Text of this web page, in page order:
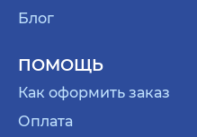
Блог
ПОМОЩЬ
Как оформить заказ
Оплата